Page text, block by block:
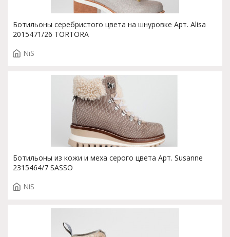
Ботильоны серебристого цвета на шнуровке Арт. Alisa
2015471/26 TORTORA
NiS
Ботильоны из кожи и меха серого цвета Арт. Susanne
2315464/7 SASSO
NiS